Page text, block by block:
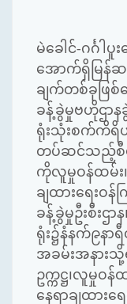
မဲခေါင်-ဂင်္ဂါ
အောက်ရှိမြန်
ချက်တစ်ခုဖြစ်
ခန့်ခွဲမှုဗဟိုဌာ
ရုံးသုံးစက်ကိရိ
တပ်ဆင်သည့်စီမံ
ကိုလူမှုဝန်ထမ်း
ချထားရေးဝန်
ခန့်ခွဲမှုဦးစီးဌာ
ရုံး၌နံနက်၉နာ
အခမ်းအနား
ဥက္ကဋ္ဌ၊လူမှုဝ
နေရာချထားရ